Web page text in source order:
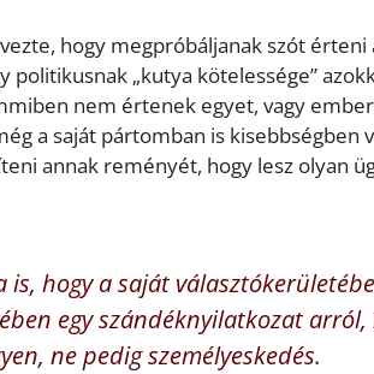
hogy megpróbáljanak szót
politikusnak „kutya kötelessége”
nem értenek egyet, vagy
a saját pártomban is kisebbségben
annak reményét, hogy lesz olyan
hogy a saját
egy szándéknyilatkozat arról,
ne pedig személyeskedés.